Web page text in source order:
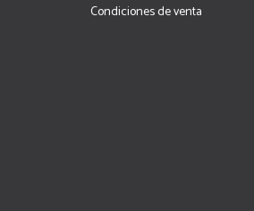
Condiciones de venta